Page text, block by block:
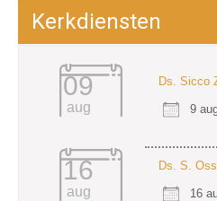
Kerkdiensten
09
aug
Ds. Sicco
9
16
aug
Ds. S.
16